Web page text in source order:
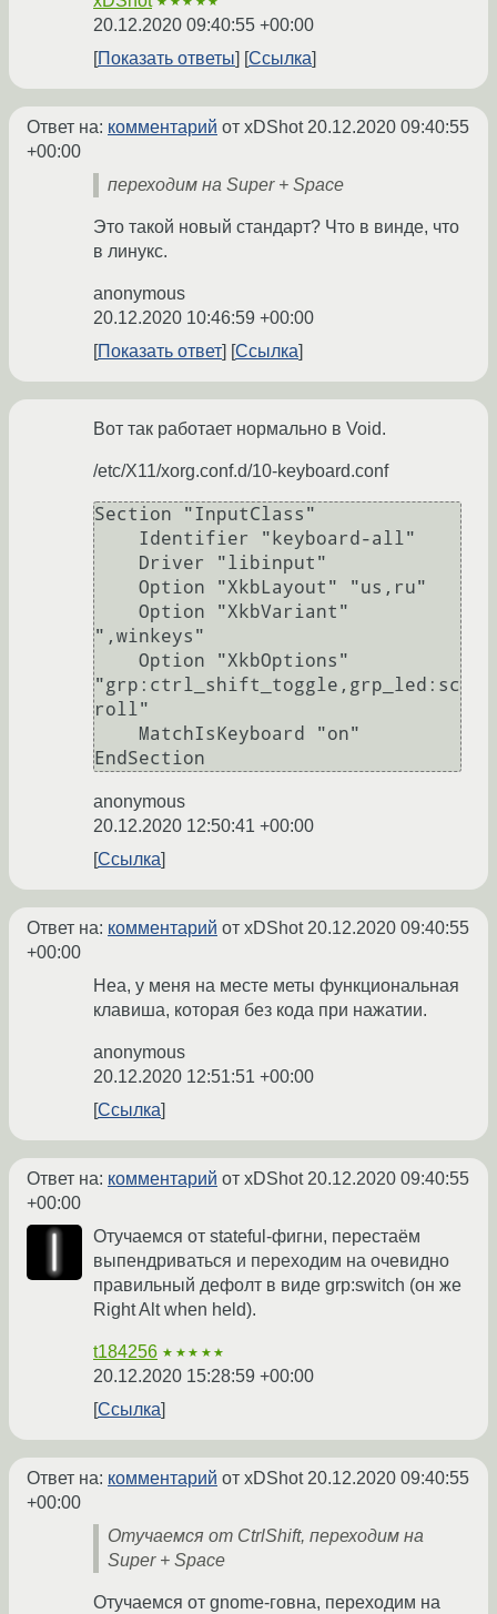
20.12.2020 09:40:55 +00:00
Показать ответы
Ссылка
Ответ на: комментарий от xDShot20.12.2020 09:40:55
+00:00
переходим на Super + Space
Это такой новый стандарт? Что в винде, что
в линукс.
anonymous
20.12.2020 10:46:59 +00:00
Показать ответ
Ссылка
Вот так работает нормально в Void.
/etc/X11/xorg.conf.d/10-keyboard.conf
Section "InputClass"
",winkeys"
"grp:ctrl_shift_toggle,grp_led:sc
roll"
EndSection
anonymous
20.12.2020 12:50:41 +00:00
Ссылка
Ответ на: комментарий от xDShot20.12.2020 09:40:55
+00:00
Неа, у меня на месте меты функциональная
клавиша, которая без кода при нажатии.
anonymous
20.12.2020 12:51:51 +00:00
Ссылка
Ответ на: комментарий от xDShot20.12.2020 09:40:55
+00:00
Отучаемся от stateful-фигни, перестаём
выпендриваться и переходим на очевидно
правильный дефолт в виде grp:switch (он же
Right Alt when held).
t184256 ★★★★★
20.12.2020 15:28:59 +00:00
Ссылка
Ответ на: комментарий от xDShot20.12.2020 09:40:55
+00:00
Отучаемся от CtrlShift, переходим на
Super + Space
Отучаемся от gnome-говна, переходим на